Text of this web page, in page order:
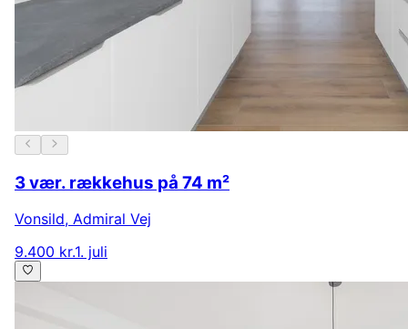
3 vær. rækkehus på 74 m²
Vonsild, Admiral Vej
9.400 kr.1. juli